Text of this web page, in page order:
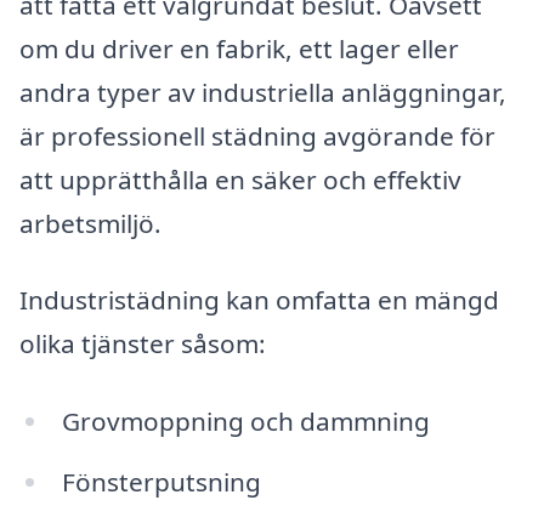
om du driver en fabrik, ett lager eller
andra typer av industriella anläggningar,
är professionell städning avgörande för
att upprätthålla en säker och effektiv
arbetsmiljö.
Industristädning kan omfatta en mängd
olika tjänster såsom:
Grovmoppning och dammning
Fönsterputsning